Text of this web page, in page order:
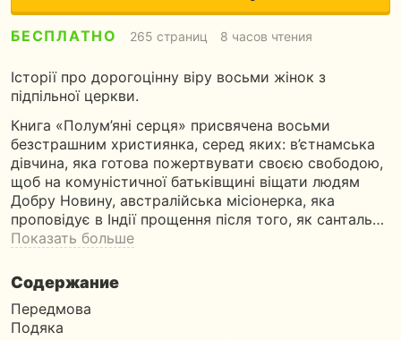
БЕСПЛАТНО 265 страниц 8 часов чтения
Історії про дорогоцінну віру восьми жінок з
підпільної церкви.
Книга «Полум’яні серця» присвячена восьми
безстрашним християнка, серед яких: в’єтнамська
дівчина, яка готова пожертвувати своєю свободою,
щоб на комуністичної батьківщині віщати людям
Добру Новину, австралійська місіонерка, яка
проповідує в Індії прощення після того, як санталь…
Показать больше
Содержание
Передмова
Подяка